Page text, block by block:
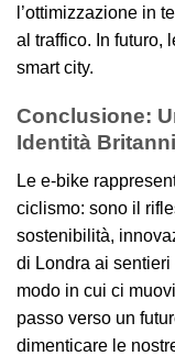
l’ottimizzazione in
al traffico. In futuro,
smart city.
Conclusione:
Identità
Le e-bike
ciclismo: sono il
sostenibilità,
di Londra ai
modo in cui ci
passo verso un
dimenticare le